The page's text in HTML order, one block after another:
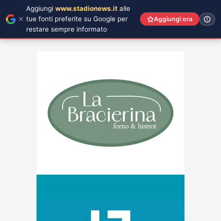
Aggiungi www.stadionews.it alle
tue fonti preferite su Google per
restare sempre informato
Aggiungi ora